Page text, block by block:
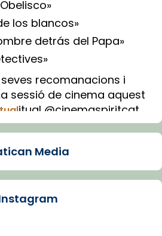
los blancos»
detrás del Papa»
recomanacions i
sessió de cinema aquest
itual @cinemaspiritcat
amb IA (OpenAI)
de Barcelona
Media